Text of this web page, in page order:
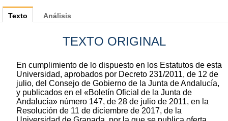
Texto
TEXTO ORIGINAL
En cumplimiento de lo dispuesto en los Estatutos de esta
Universidad, aprobados por Decreto 231/2011, de 12 de
julio, del Consejo de Gobierno de la Junta de Andalucía,
y publicados en el «Boletín Oficial de la Junta de
Andalucía» número 147, de 28 de julio de 2011, en la
Resolución de 11 de diciembre de 2017, de la
Análisis